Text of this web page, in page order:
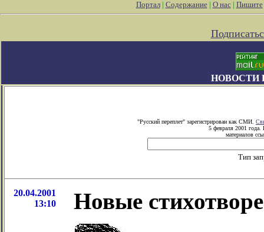
Портал| Содержание| О нас| Пишите
НОВОСТИ
"Русский переплет" зарегистрирован как СМИ.
5 февраля 2001 года.
материалов
Тип
20.04.2001
13:10
Новые